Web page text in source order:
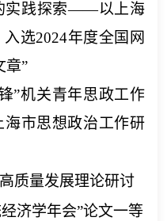
实践探索——以上海
入选2024年度全国网
章”
”机关青年思政工作
市思想政治工作研
质量发展理论研讨
济学年会”论文一等